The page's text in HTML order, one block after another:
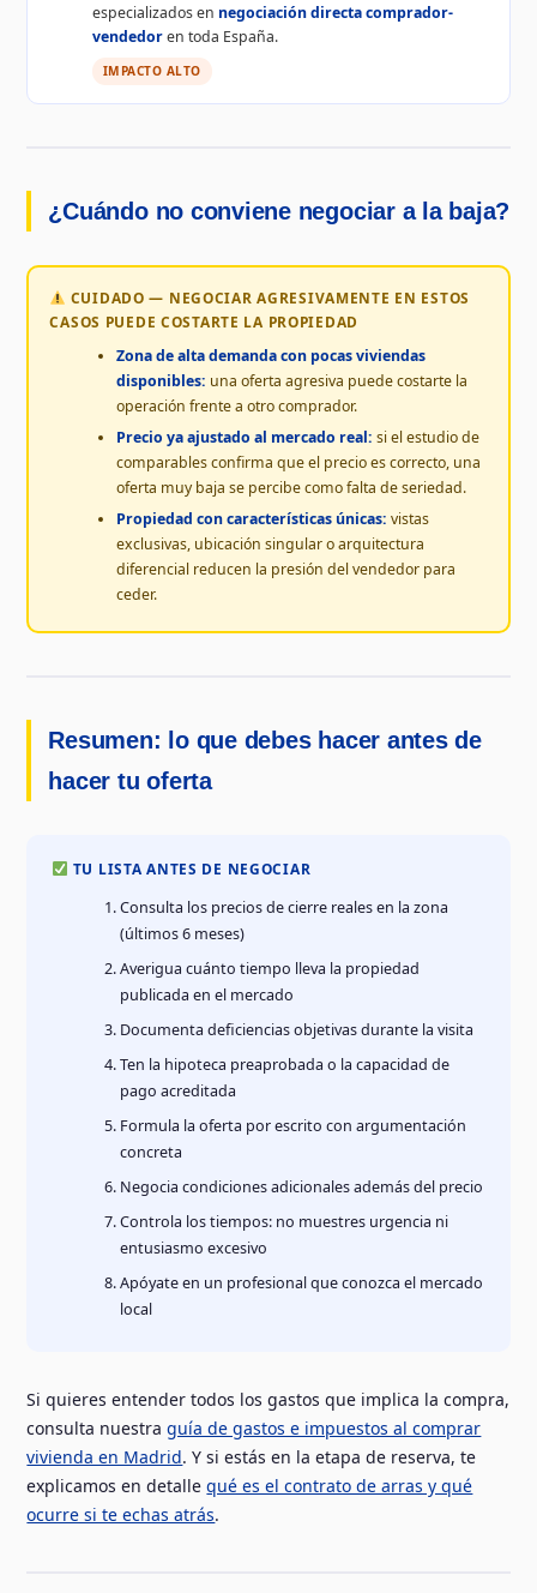
especializados en negociación directa comprador-
vendedoren toda España.
IMPACTO ALTO
¿Cuándo no conviene negociar a la baja?
CUIDADO — NEGOCIAR AGRESIVAMENTE EN ESTOS
CASOS PUEDE COSTARTE LA PROPIEDAD
Zona de alta demanda con pocas viviendas
disponibles: una oferta agresiva puede costarte la
operación frente a otro comprador.
Precio ya ajustado al mercado real: si el estudio de
comparables confirma que el precio es correcto, una
oferta muy baja se percibe como falta de seriedad.
Propiedad con características únicas: vistas
exclusivas, ubicación singular o arquitectura
diferencial reducen la presión del vendedor para
ceder.
Resumen: lo que debes hacer antes de
hacer tu oferta
TU LISTA ANTES DE NEGOCIAR
Consulta los precios de cierre reales en la zona
(últimos 6 meses)
Averigua cuánto tiempo lleva la propiedad
publicada en el mercado
Documenta deficiencias objetivas durante la visita
Ten la hipoteca preaprobada o la capacidad de
pago acreditada
Formula la oferta por escrito con argumentación
concreta
Negocia condiciones adicionales además del precio
Controla los tiempos: no muestres urgencia ni
entusiasmo excesivo
Apóyate en un profesional que conozca el mercado
local
Si quieres entender todos los gastos que implica la compra,
consulta nuestraguía de gastos e impuestos al comprar
vivienda en Madrid. Y si estás en la etapa de reserva, te
explicamos en detallequé es el contrato de arras y qué
ocurre si te echas atrás.